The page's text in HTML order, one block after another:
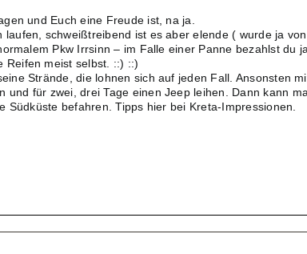
und Euch eine Freude ist, na ja.
schweißtreibend ist es aber elende ( wurde ja
Pkw Irrsinn – im Falle einer Panne bezahlst du
Reifen meist selbst. ::) ::)
Strände, die lohnen sich auf jeden Fall. Ansonsten
und für zwei, drei Tage einen Jeep leihen. Dann kann
Südküste befahren. Tipps hier bei Kreta-Impressionen.